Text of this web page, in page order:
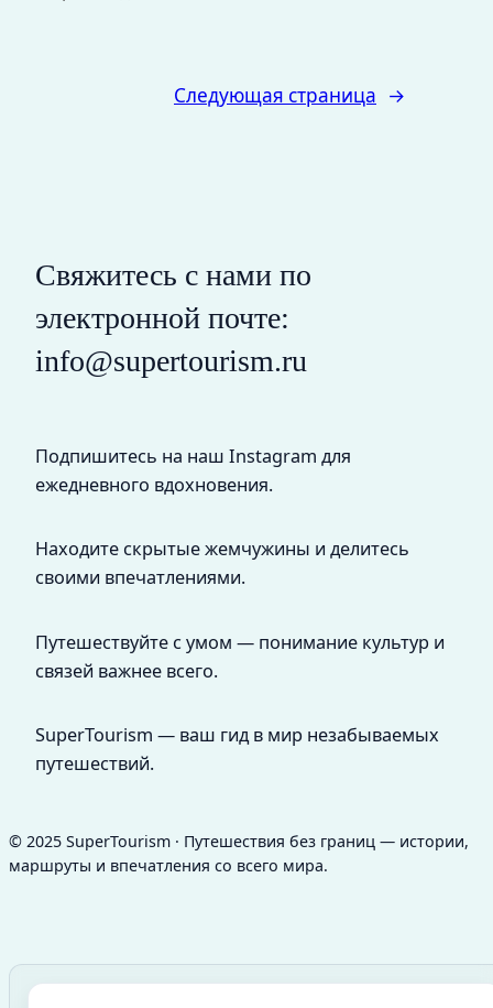
Следующая страница →
Свяжитесь с нами по
электронной почте:
info@supertourism.ru
Подпишитесь на наш Instagram для
ежедневного вдохновения.
Находите скрытые жемчужины и делитесь
своими впечатлениями.
Путешествуйте с умом — понимание культур и
связей важнее всего.
SuperTourism — ваш гид в мир незабываемых
путешествий.
© 2025 SuperTourism · Путешествия без границ — истории,
маршруты и впечатления со всего мира.